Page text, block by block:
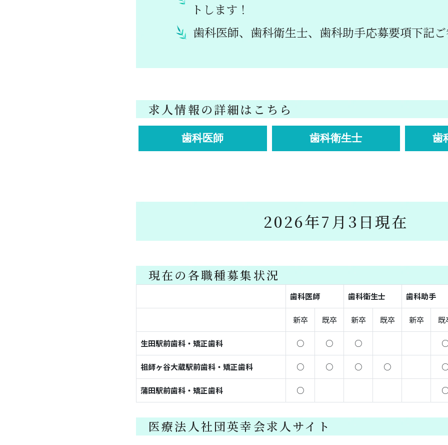
トします！
歯科医師、歯科衛生士、歯科助手応募要項下記
求人情報の詳細はこちら
歯科医師 歯科衛生士 歯
2026年7月3日現在
現在の各職種募集状況
歯科医師 歯科衛生士 歯科助手
新卒 既卒 新卒 既卒 新卒 既
生田駅前歯科・矯正歯科 ○ ○ ○
祖師ヶ谷大蔵駅前歯科・矯正歯科 ○ ○ ○ ○
蒲田駅前歯科・矯正歯科 ○
医療法人社団英幸会求人サイト